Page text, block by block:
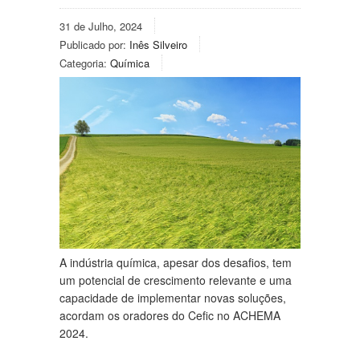
31 de Julho, 2024
Publicado por: Inês Silveiro
Categoria: Química
A indústria química, apesar dos desafios, tem
um potencial de crescimento relevante e uma
capacidade de implementar novas soluções,
acordam os oradores do Cefic no ACHEMA
2024.